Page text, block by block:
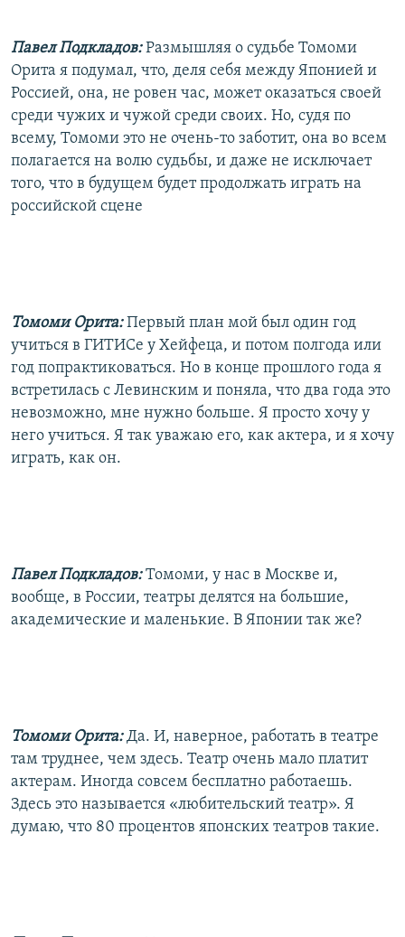
Павел Подкладов:Размышляя о судьбе Томоми
Орита я подумал, что, деля себя между Японией и
Россией, она, не ровен час, может оказаться своей
среди чужих и чужой среди своих. Но, судя по
всему, Томоми это не очень-то заботит, она во всем
полагается на волю судьбы, и даже не исключает
того, что в будущем будет продолжать играть на
российской сцене
Томоми Орита:Первый план мой был один год
учиться в ГИТИСе у Хейфеца, и потом полгода или
год попрактиковаться. Но в конце прошлого года я
встретилась с Левинским и поняла, что два года это
невозможно, мне нужно больше. Я просто хочу у
него учиться. Я так уважаю его, как актера, и я хочу
играть, как он.
Павел Подкладов:Томоми, у нас в Москве и,
вообще, в России, театры делятся на большие,
академические и маленькие. В Японии так же?
Томоми Орита:Да. И, наверное, работать в театре
там труднее, чем здесь. Театр очень мало платит
актерам. Иногда совсем бесплатно работаешь.
Здесь это называется «любительский театр». Я
думаю, что 80 процентов японских театров такие.